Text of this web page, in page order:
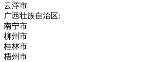
云浮市
广西壮族自治区:
南宁市
柳州市
桂林市
梧州市